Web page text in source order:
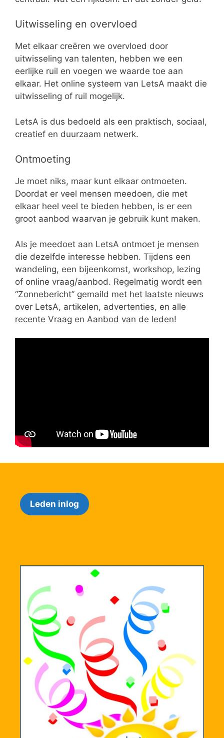
Uitwisseling en overvloed
Met elkaar creëren we overvloed door
uitwisseling van talenten, hebben we een
eerlijke ruil en voegen we waarde toe aan
elkaar. Het online systeem van LetsA maakt die
uitwisseling of ruil mogelijk.
LetsA is dus bedoeld als een praktisch, sociaal,
creatief en duurzaam netwerk.
Ontmoeting
Je moet niks, maar kunt elkaar ontmoeten.
Doordat er veel mensen meedoen, die met
elkaar heel veel te bieden hebben, is er een
groot aanbod waarvan je gebruik kunt maken.
Als je meedoet aan LetsA ontmoet je mensen
die dezelfde interesse hebben. Tijdens een
wandeling, een bijeenkomst, workshop, lezing
of online vraag/aanbod. Regelmatig wordt een
“Zonnebericht” gemaild met het laatste nieuws
over LetsA, artikelen, advertenties, en alle
recente Vraag en Aanbod van de leden!
Leden inlog